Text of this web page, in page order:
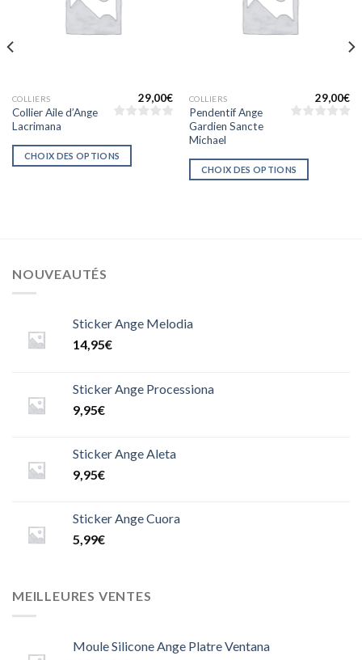
COLLIERS
Collier Aile d’Ange
Lacrimana
29,00€
CHOIX DES OPTIONS
COLLIERS
Pendentif Ange
Gardien Sancte
Michael
29,00€
CHOIX DES OPTIONS
NOUVEAUTÉS
Sticker Ange Melodia
14,95€
Sticker Ange Processiona
9,95€
Sticker Ange Aleta
9,95€
Sticker Ange Cuora
5,99€
MEILLEURES VENTES
Moule Silicone Ange Platre Ventana